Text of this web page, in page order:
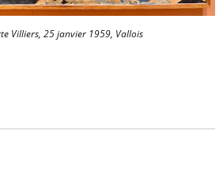
Villiers, 25 janvier 1959, Vallois